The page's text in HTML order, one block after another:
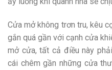
Cửa mở không trơn tru, kêu
gắn quá gần với cạnh cửa
mở cửa, tất cả điều này
cái chêm gần những cửa